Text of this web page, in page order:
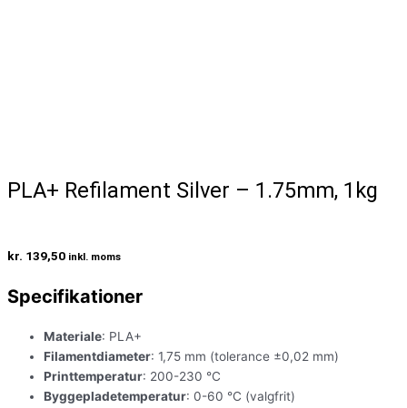
PLA+ Refilament Silver – 1.75mm, 1kg
kr. 139,50 inkl. moms
Specifikationer
Materiale: PLA+
Filamentdiameter: 1,75 mm (tolerance ±0,02 mm)
Printtemperatur: 200-230 °C
Byggepladetemperatur: 0-60 °C (valgfrit)